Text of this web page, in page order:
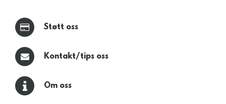
Støtt oss
Kontakt/tips oss
Om oss